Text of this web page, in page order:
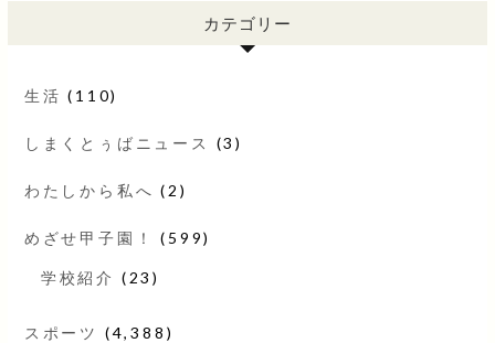
カテゴリー
生活 (110)
しまくとぅばニュース (3)
わたしから私へ (2)
めざせ甲子園！ (599)
学校紹介 (23)
スポーツ (4,388)